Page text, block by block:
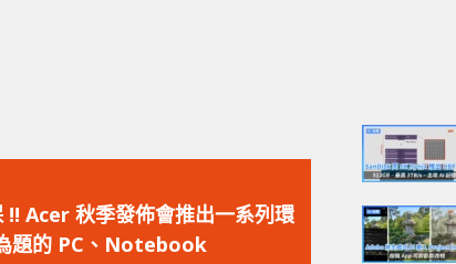
一
篇
!! Acer 秋季發佈會推出一系列環
題的 PC、Notebook